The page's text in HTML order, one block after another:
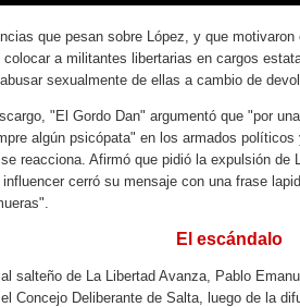
que pesan sobre López, y que
a militantes libertarias en cargos
sexualmente de ellas a cambio de
"El Gordo Dan" argumentó que "por
algún psicópata" en los armados
reacciona. Afirmó que pidió la expulsión de
cerró su mensaje con una frase
El escándalo
salteño de La Libertad Avanza, Pablo
Concejo Deliberante de Salta, luego de la